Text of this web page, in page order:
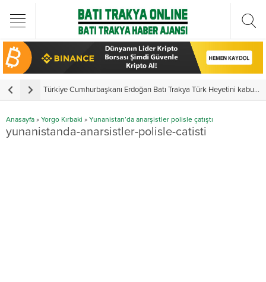
Türkiye Cumhurbaşkanı Erdoğan Batı Trakya Türk Heyetini kabul etti
Anasayfa » Yorgo Kırbaki » Yunanistan’da anarşistler polisle çatıştı
yunanistanda-anarsistler-polisle-catisti